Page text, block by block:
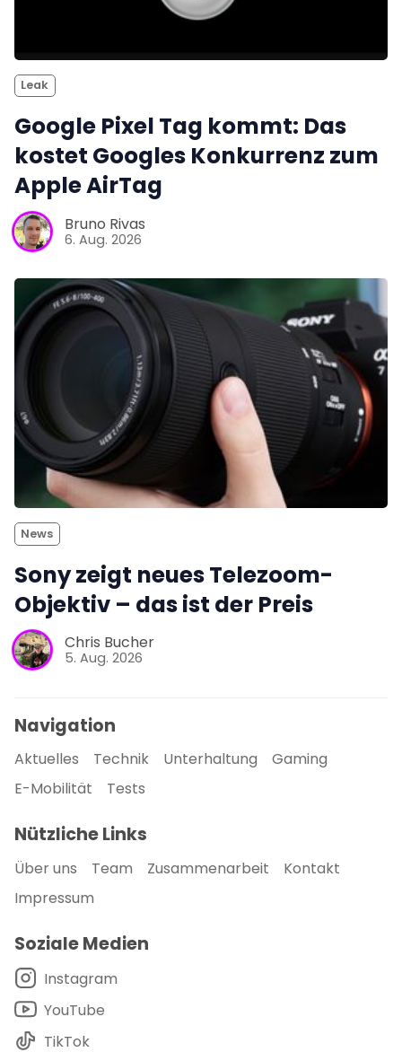
Leak
Google Pixel Tag kommt: Das
kostet Googles Konkurrenz zum
Apple AirTag
Bruno Rivas
6. Aug. 2026
News
Sony zeigt neues Telezoom-
Objektiv – das ist der Preis
Chris Bucher
5. Aug. 2026
Navigation
Aktuelles Technik Unterhaltung
Gaming
E-Mobilität
Tests
Nützliche Links
Über uns Team Zusammenarbeit
Kontakt
Impressum
Soziale Medien
Instagram
YouTube
TikTok